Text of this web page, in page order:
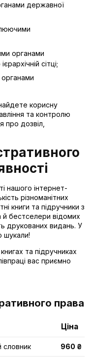
державної
органами
сітці;
корисну
та контролю
про дозвіл,
нашого інтернет-
різноманітних
книги та підручники з
й бестселери відомих
друкованих видань. У
шукали!
та підручниках
вас приємно
права
Ціна
словник 960 ₴